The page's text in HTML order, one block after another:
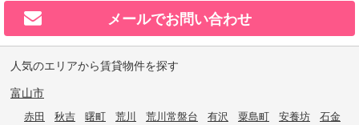
メールでお問い合わせ
人気のエリアから賃貸物件を探す
富山市
赤田 秋吉 曙町 荒川 荒川常盤台 有沢 粟島町 安養坊
石金